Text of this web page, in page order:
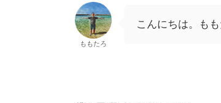
ももたろ
こんにちは。も